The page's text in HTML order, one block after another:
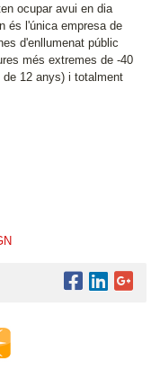
ocupar avui en dia
és l'única empresa de
d'enllumenat públic
més extremes de -40
de 12 anys) i totalment